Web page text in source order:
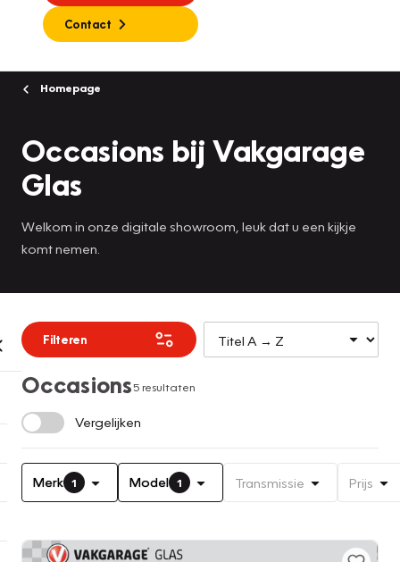
Contact
Homepage
Occasions bij Vakgarage
Glas
Welkom in onze digitale showroom, leuk dat u een kijkje
komt nemen.
Filteren
Occasions5 resultaten
Vergelijken
Merk 1 Model 1 Transmissie Prijs